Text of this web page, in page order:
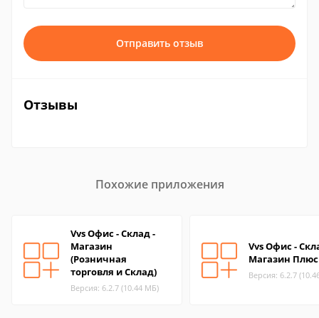
Отправить отзыв
Отзывы
Похожие приложения
Vvs Офис - Склад -
Магазин
(Розничная
торговля и Склад)
Версия: 6.2.7 (10.44 МБ)
Vvs Офис -
Магазин Плюс
Версия: 6.2.7